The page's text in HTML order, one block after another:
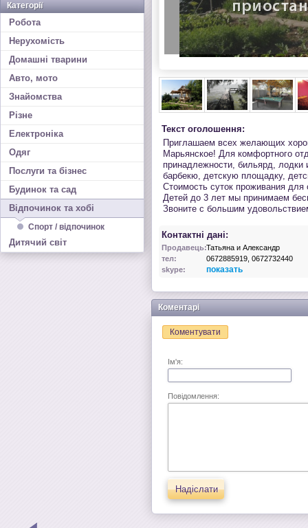
Категорії
Робота
Нерухомість
Домашні тварини
Авто, мото
Знайомства
Різне
Електроніка
Одяг
Послуги та бізнес
Будинок та сад
Відпочинок та хобі
Спорт / відпочинок
Дитячий світ
Текст оголошення:
Приглашаем всех желающих
Марьянское! Для комфортного
принадлежности, бильярд,
барбекю, детскую площадку,
Стоимость суток проживания для
Детей до 3 лет мы принимаем
Звоните с большим
Контактні дані:
Продавець:Татьяна и Александр
тел:
0672885919, 0672732440
skype:
показать
Коментарі
Коментувати
Ім'я:
Повідомлення:
Надіслати